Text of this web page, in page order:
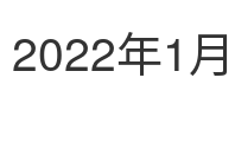
2022年1月